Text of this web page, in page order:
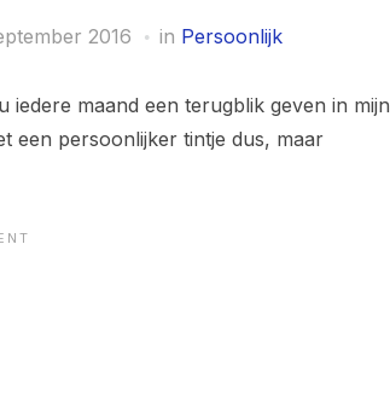
2016 in Persoonlijk
maand een terugblik geven in mijn
een persoonlijker tintje dus, maar